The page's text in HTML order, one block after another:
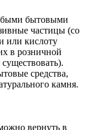
бытовыми
частицы (со
или кислоту
в розничной
средства,
камня.
вернуть в